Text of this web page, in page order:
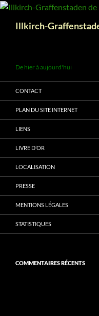
Aller
contenuIllkirch-
De hier à aujourd'hui
CONTACT
PLAN DU SITE INTERNET
LIENS
LIVRE D’OR
LOCALISATION
PRESSE
MENTIONS LÉGALES
STATISTIQUES
COMMENTAIRES RÉCENTS